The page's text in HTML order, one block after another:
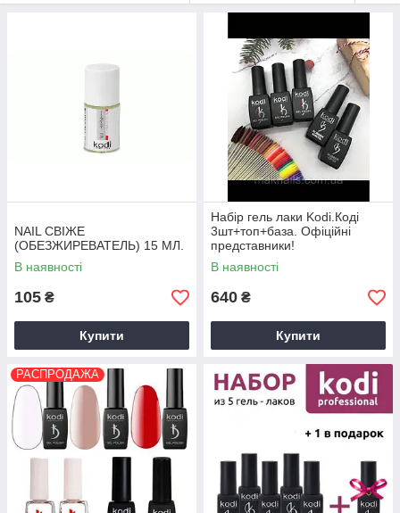
NAIL СВІЖЕ
(ОБЕЗЖИРЕВАТЕЛЬ) 15 МЛ.
В наявності
105 ₴
Купити
Набір гель лаки Kodi.Коді
3шт+топ+база. Офіційні
представники!
В наявності
640 ₴
Купити
РАСПРОДАЖА